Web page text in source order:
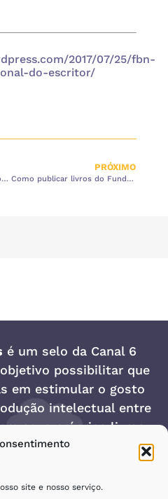
site e nosso serviço.
2017/07/25/fbn-
do-escritor/
Diferenças entre livro coletivo e individual
PRÓXIMO
Como publicar livros do Fundamental II e Ensino Médio
é um selo da Canal 6
possibilitar que
em estimular o gosto
intelectual entre
seus próprios livros.
4-13 | Jardim Dona Lili –